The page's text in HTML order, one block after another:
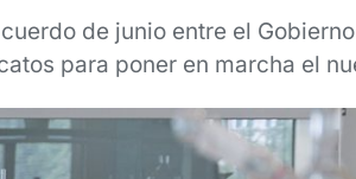
de junio entre el
para poner en marcha el